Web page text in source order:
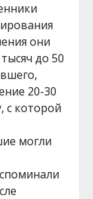
они
до 50
20-30
с которой
могли